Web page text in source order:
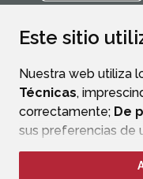
Este sitio
Nuestra web utiliza
Técnicas,
correctamente; De
sus preferencias de
mejorar el